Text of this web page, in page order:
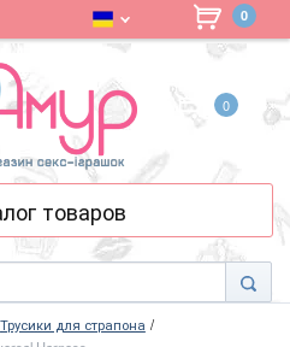
0
0
товаров
Трусики для страпона